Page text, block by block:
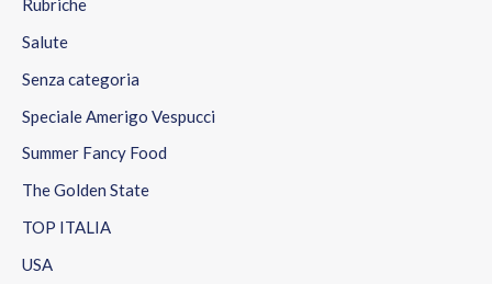
Rubriche
Salute
Senza categoria
Speciale Amerigo Vespucci
Summer Fancy Food
The Golden State
TOP ITALIA
USA